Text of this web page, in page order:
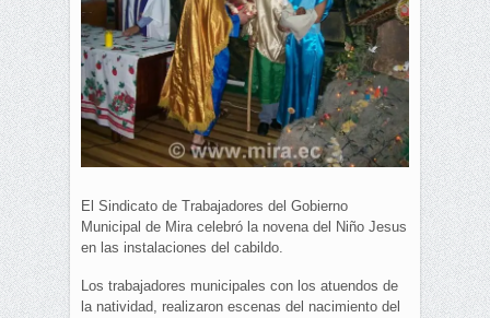
El Sindicato de Trabajadores del Gobierno
Municipal de Mira celebró la novena del Niño Jesus
en las instalaciones del cabildo.
Los trabajadores municipales con los atuendos de
la natividad, realizaron escenas del nacimiento del